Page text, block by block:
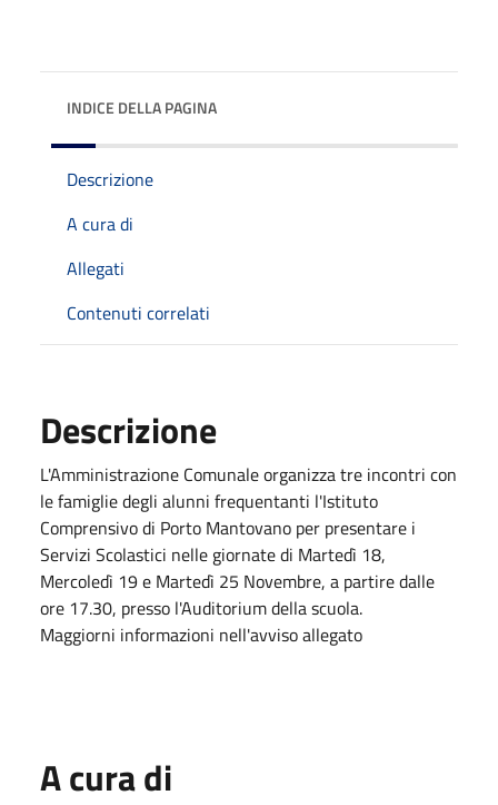
INDICE DELLA PAGINA
Descrizione
A cura di
Allegati
Contenuti correlati
Descrizione
L'Amministrazione Comunale organizza tre incontri con
le famiglie degli alunni frequentanti l'Istituto
Comprensivo di Porto Mantovano per presentare i
Servizi Scolastici nelle giornate di Martedì 18,
Mercoledì 19 e Martedì 25 Novembre, a partire dalle
ore 17.30, presso l'Auditorium della scuola.
Maggiorni informazioni nell'avviso allegato
A cura di